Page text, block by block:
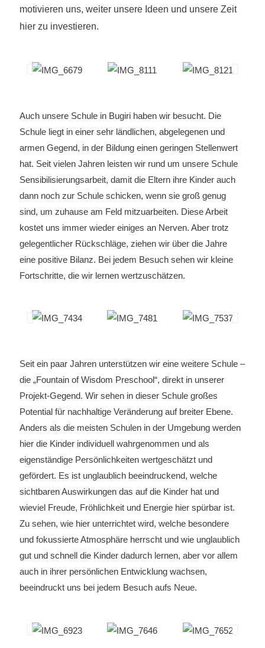
motivieren uns, weiter unsere Ideen und unsere Zeit
hier zu investieren.
Auch unsere Schule in Bugiri haben wir besucht. Die
Schule liegt in einer sehr ländlichen, abgelegenen und
armen Gegend, in der Bildung einen geringen Stellenwert
hat. Seit vielen Jahren leisten wir rund um unsere Schule
Sensibilisierungsarbeit, damit die Eltern ihre Kinder auch
dann noch zur Schule schicken, wenn sie groß genug
sind, um zuhause am Feld mitzuarbeiten. Diese Arbeit
kostet uns immer wieder einiges an Nerven. Aber trotz
gelegentlicher Rückschläge, ziehen wir über die Jahre
eine positive Bilanz. Bei jedem Besuch sehen wir kleine
Fortschritte, die wir lernen wertzuschätzen.
Seit ein paar Jahren unterstützen wir eine weitere Schule –
die „Fountain of Wisdom Preschool“, direkt in unserer
Projekt-Gegend. Wir sehen in dieser Schule großes
Potential für nachhaltige Veränderung auf breiter Ebene.
Anders als die meisten Schulen in der Umgebung werden
hier die Kinder individuell wahrgenommen und als
eigenständige Persönlichkeiten wertgeschätzt und
gefördert. Es ist unglaublich beeindruckend, welche
sichtbaren Auswirkungen das auf die Kinder hat und
wieviel Freude, Fröhlichkeit und Energie hier spürbar ist.
Zu sehen, wie hier unterrichtet wird, welche besondere
und fokussierte Atmosphäre herrscht und wie unglaublich
gut und schnell die Kinder dadurch lernen, aber vor allem
auch in ihrer persönlichen Entwicklung wachsen,
beeindruckt uns bei jedem Besuch aufs Neue.